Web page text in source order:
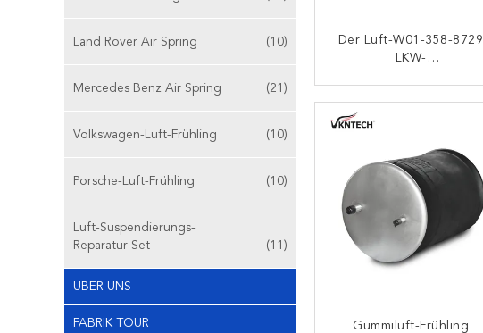
Land Rover Air Spring (10)
Mercedes Benz Air Spring (21)
Volkswagen-Luft-Frühling (10)
Porsche-Luft-Frühling (10)
Luft-Suspendierungs-
Reparatur-Set
(11)
ÜBER UNS
FABRIK TOUR
Der Luft-W01-358-8729
LKW-
S 513 Luftsack 1R13-130
KONTAKT
Gummiluft-Frühling